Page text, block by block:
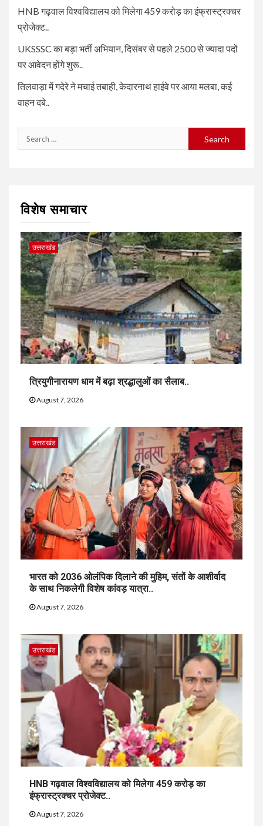
HNB गढ़वाल विश्वविद्यालय को मिलेगा 459 करोड़ का इंफ्रास्ट्रक्चर
प्रोजेक्ट..
UKSSSC का बड़ा भर्ती अभियान, दिसंबर से पहले 2500 से ज्यादा पदों
पर आवेदन होंगे शुरू..
तिलवाड़ा में गदेरे ने मचाई तबाही, केदारनाथ हाईवे पर आया मलबा, कई
वाहन दबे..
Search
for:
विशेष समाचार
उत्तराखंड
त्रियुगीनारायण धाम में बढ़ा श्रद्धालुओं का सैलाब..
August 7, 2026
उत्तराखंड
भारत को 2036 ओलंपिक दिलाने की मुहिम, संतों के आशीर्वाद
के साथ निकलेगी विशेष कांवड़ यात्रा..
August 7, 2026
उत्तराखंड
HNB गढ़वाल विश्वविद्यालय को मिलेगा 459 करोड़ का
इंफ्रास्ट्रक्चर प्रोजेक्ट..
August 7, 2026